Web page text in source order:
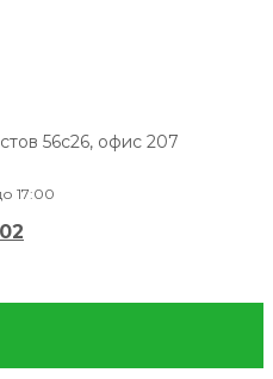
56с26, офис 207
17:00